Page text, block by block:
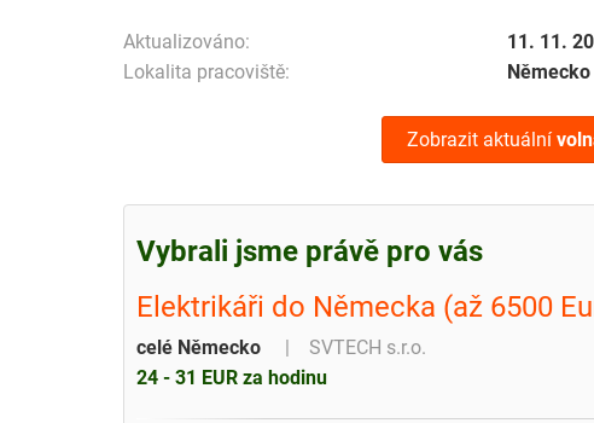
Aktualizováno:
11. 11.
Lokalita pracoviště:
Německo
Zobrazit aktuální
Vybrali jsme právě pro vás
Elektrikáři do Německa (až 6500
celé Německo
SVTECH s.r.o.
24 - 31 EUR za hodinu